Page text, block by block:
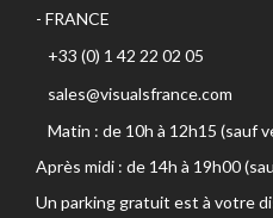
- FRANCE
+33 (0) 1 42 22 02 05
sales@visualsfrance.com
Matin : de 10h à 12h15 (sauf
Après midi : de 14h à 19h00
Un parking gratuit est à votre